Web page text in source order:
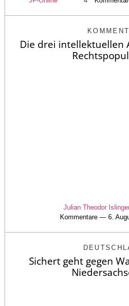
Die drei intellektuellen
Julian Theodor
Kommentare — 6.
Sichert geht gegen